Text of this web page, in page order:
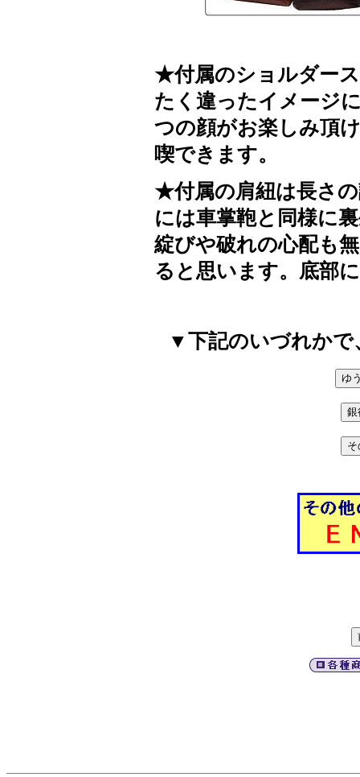
★付属のショルダー
たく違ったイメージ
つの顔がお楽しみ頂
喫できます。
★付属の肩紐は長さ
には車掌鞄と同様に
綻びや破れの心配も
ると思います。底部
▼下記のいづれか